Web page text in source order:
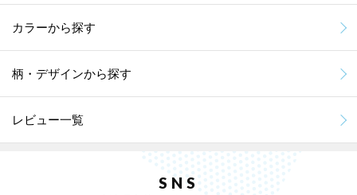
カラーから探す
柄・デザインから探す
レビュー一覧
SNS